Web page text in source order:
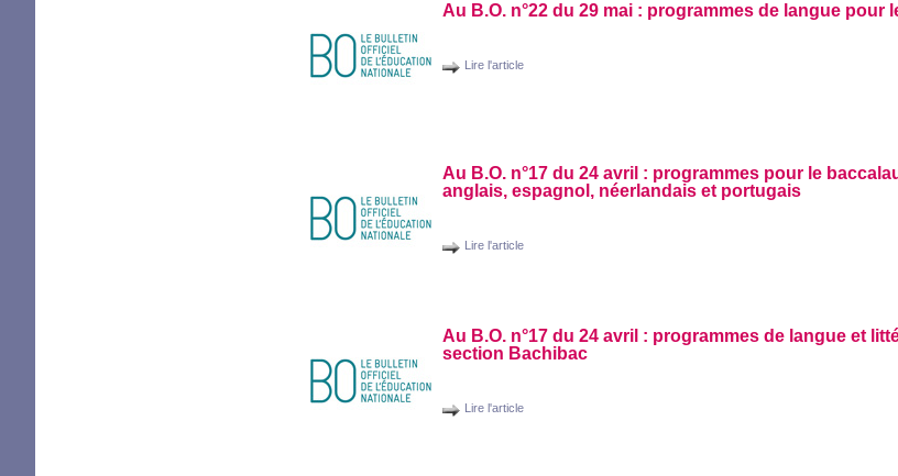
Au B.O. n°22 du 29 mai : programmes de langue pour
Lire l'article
Au B.O. n°17 du 24 avril : programmes pour le
anglais, espagnol, néerlandais et portugais
Lire l'article
Au B.O. n°17 du 24 avril : programmes de langue et
section Bachibac
Lire l'article